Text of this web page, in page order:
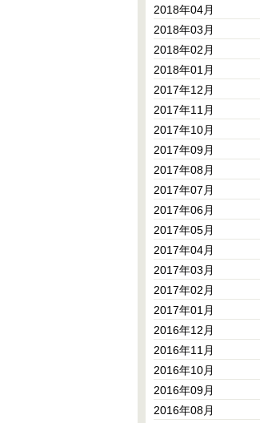
2018年04月
2018年03月
2018年02月
2018年01月
2017年12月
2017年11月
2017年10月
2017年09月
2017年08月
2017年07月
2017年06月
2017年05月
2017年04月
2017年03月
2017年02月
2017年01月
2016年12月
2016年11月
2016年10月
2016年09月
2016年08月